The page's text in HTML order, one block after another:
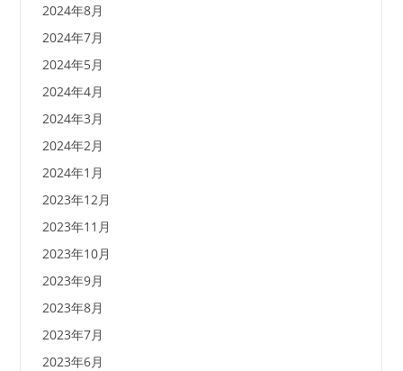
2024年8月
2024年7月
2024年5月
2024年4月
2024年3月
2024年2月
2024年1月
2023年12月
2023年11月
2023年10月
2023年9月
2023年8月
2023年7月
2023年6月